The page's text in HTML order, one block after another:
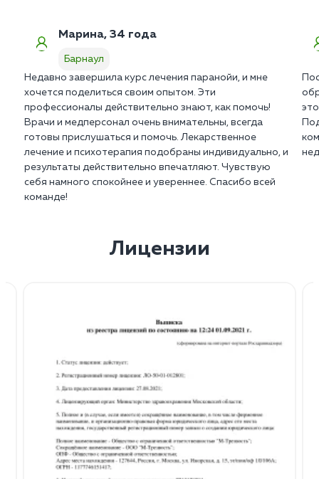
Марина, 34 года
Барнаул
Недавно завершила курс лечения паранойи, и мне
хочется поделиться своим опытом. Эти
профессионалы действительно знают, как помочь!
Врачи и медперсонал очень внимательны, всегда
готовы прислушаться и помочь. Лекарственное
лечение и психотерапия подобраны индивидуально, и
результаты действительно впечатляют. Чувствую
себя намного спокойнее и увереннее. Спасибо всей
команде!
Лицензии